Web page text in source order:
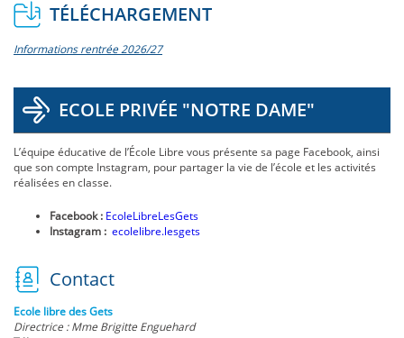
TÉLÉCHARGEMENT
Informations rentrée 2026/27
ECOLE PRIVÉE "NOTRE DAME"
L’équipe éducative de l’École Libre vous présente sa page Facebook, ainsi
que son compte Instagram, pour partager la vie de l’école et les activités
réalisées en classe.
Facebook : EcoleLibreLesGets
Instagram : ecolelibre.lesgets
Contact
Ecole libre des Gets
Directrice : Mme Brigitte Enguehard